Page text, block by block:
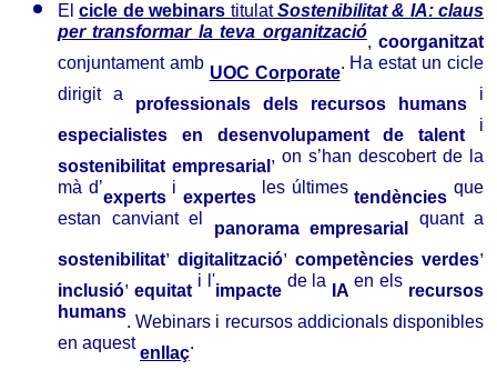
Elcicle de webinars titulatSostenibilitat & IA: claus
per transformar la teva organització,coorganitzat
conjuntament amb UOC Corporate. Ha estat un cicle
dirigit a
professionals dels recursos humans i
especialistes en desenvolupament de talenti
sostenibilitat empresarial , on s’han descobert de la
mà d’expertsi expertes les últimestendènciesque
estan canviant el
panorama empresarial quant a
sostenibilitat, digitalització, competències verdes,
inclusió, equitat i l'impactede la IA en els recursos
humans. Webinars i recursos addicionals disponibles
en aquestenllaç.